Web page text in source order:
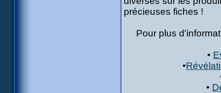
précieuses fiches !
Pour plus
•
•
•